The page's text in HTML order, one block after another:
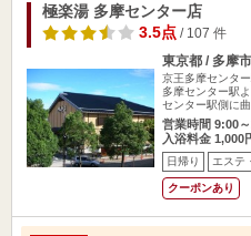
極楽湯 多摩センター店
3.5点/ 107 件
東京都 / 多摩
京王多摩センタ
多摩センター駅
センター駅側に
営業時間 9:00
入浴料金 1,000
日帰り エステ
クーポンあり